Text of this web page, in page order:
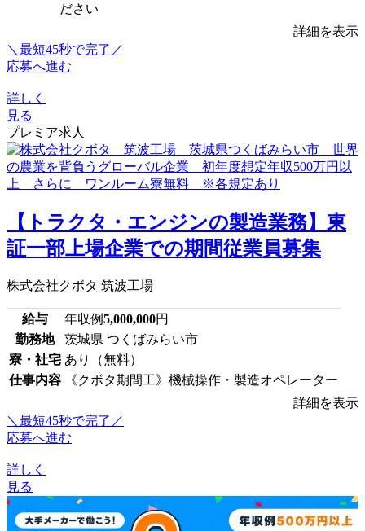
ださい
詳細を表示
＼最短45秒で完了／
応募へ進む
詳しく
見る
プレミア求人
【トラクタ・エンジンの製造業務】東
証一部上場企業での期間従業員募集
株式会社クボタ 筑波工場
給与 年収例5,000,000円
勤務地
茨城県 つくばみらい市
寮・社宅 あり（無料）
仕事内容
《クボタ期間工》機械操作・製造オペレーター
詳細を表示
＼最短45秒で完了／
応募へ進む
詳しく
見る